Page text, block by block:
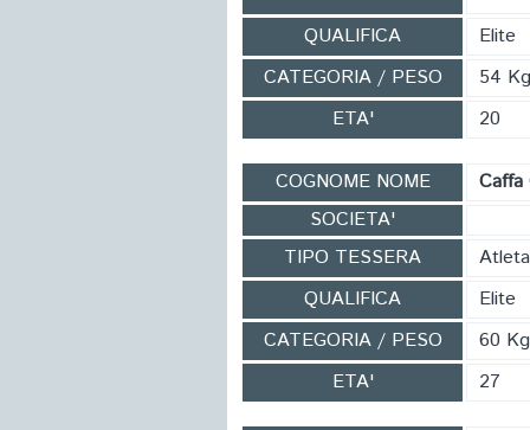
QUALIFICA
Elite
CATEGORIA / PESO
54 Kg
ETA'
20
COGNOME NOME
Caffa
SOCIETA'
TIPO TESSERA
QUALIFICA
Elite
CATEGORIA / PESO
60 Kg
ETA'
27